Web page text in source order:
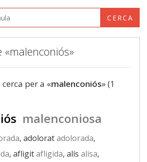
CERCA
«malenconiós»
per a «malenconiós» (1
malenconiosa
, adoloratadolorada,
, afligitafligida, alís alisa,